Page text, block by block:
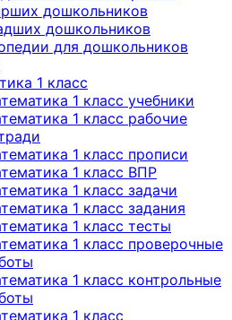
дошкольников
дошкольников
для дошкольников
1 класс
1 класс учебники
1 класс рабочие
1 класс прописи
1 класс ВПР
1 класс задачи
1 класс задания
1 класс тесты
1 класс проверочные
1 класс контрольные
1 класс